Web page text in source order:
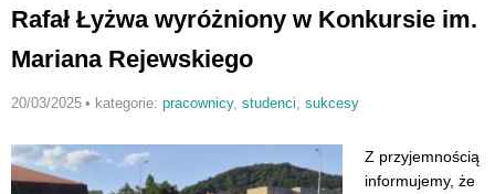
Rafał Łyżwa wyróżniony w Konkursie im.
Mariana Rejewskiego
20/03/2025 • kategorie: pracownicy, studenci sukcesy
Z przyjemnością
informujemy, że